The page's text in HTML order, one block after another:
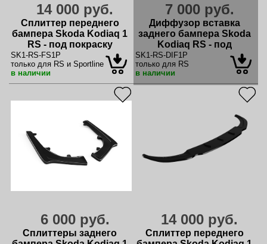
14 000 руб.
Сплиттер переднего
бампера Skoda Kodiaq 1
RS - под покраску
SK1-RS-FS1P
только для RS и Sportline
в наличии
7 000 руб.
Диффузор вставка
заднего бампера Skoda
Kodiaq RS - под
покраску
SK1-RS-DIF1P
только для RS
в наличии
6 000 руб.
Сплиттеры заднего
14 000 руб.
Сплиттер переднего